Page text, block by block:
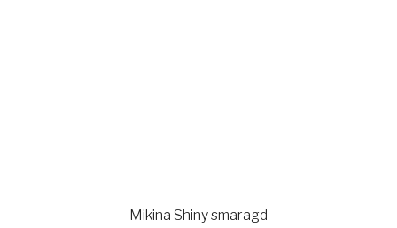
Mikina Shiny smaragd